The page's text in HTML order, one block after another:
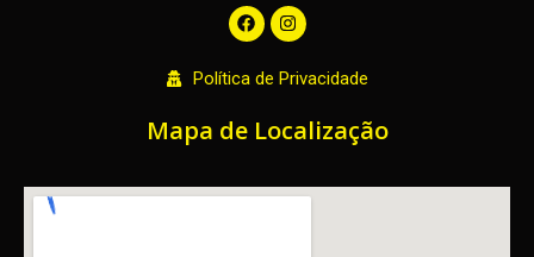
F
a
c
b
o
k
I
n
s
t
a
r
a
Política de Privacidade
Mapa de Localização